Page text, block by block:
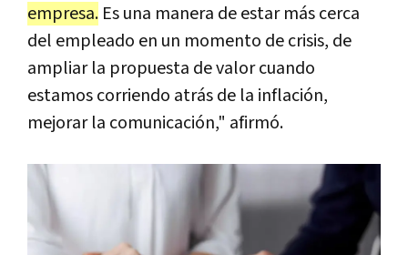
empresa. Es una manera de estar más cerca
del empleado en un momento de crisis, de
ampliar la propuesta de valor cuando
estamos corriendo atrás de la inflación,
mejorar la comunicación," afirmó.